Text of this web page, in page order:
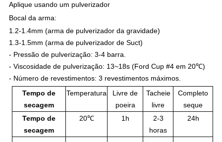
Aplique usando um pulverizador
Bocal da arma:
1.2-1.4mm (arma de pulverizador da gravidade)
1.3-1.5mm (arma de pulverizador de Suct)
- Pressão de pulverização: 3-4 barra.
- Viscosidade de pulverização: 13~18s (Ford Cup #4 em 20℃)
- Número de revestimentos: 3 revestimentos máximos.
Tempo de
secagem
Temperatura
Livre de
poeira
Tacheie
livre
Completo
seque
Tempo de
secagem
20℃ 1h
2-3
horas
24h